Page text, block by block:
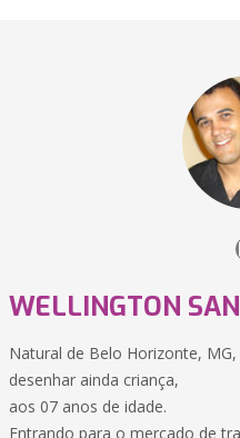
WELLINGTON
Natural de Belo Horizonte,
desenhar ainda criança,
aos 07 anos de idade.
Entrando para o mercado de